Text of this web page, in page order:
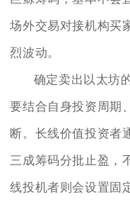
场外交易对接机构买
烈波动。
确定卖出以太坊
要结合自身投资周期
断。长线价值投资者
三成筹码分批止盈，
线投机者则会设置固